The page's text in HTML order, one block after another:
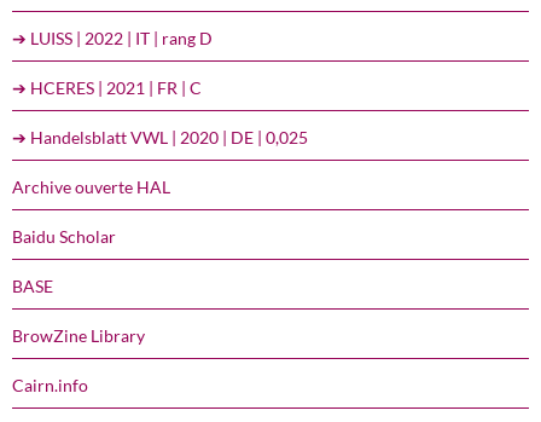
➔ LUISS | 2022 | IT | rang D
➔ HCERES | 2021 | FR | C
➔ Handelsblatt VWL | 2020 | DE | 0,025
Archive ouverte HAL
Baidu Scholar
BASE
BrowZine Library
Cairn.info